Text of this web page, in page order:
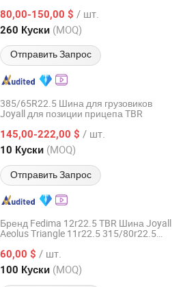
поставщик шин
80,00-150,00 $ / шт.
260 Куски (MOQ)
Отправить Запрос
с 2016
385/65R22.5 Шина для грузовиков
Joyall для позиции прицепа TBR
145,00-222,00 $ / шт.
10 Куски (MOQ)
Отправить Запрос
с 2021
Бренд Fedima 12r22.5 TBR Шина Joyall
Aeolus Triangle 11r22.5 315/80r22.5
расстояния 200, 000km Принимаем
OEM
60,00 $ / шт.
100 Куски (MOQ)
с 2024